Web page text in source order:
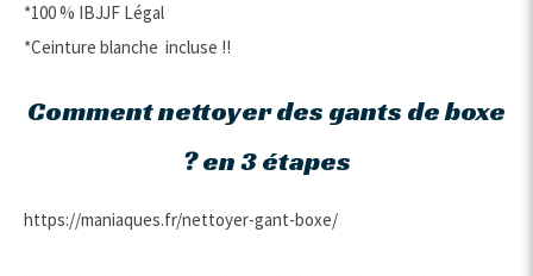
*100 % IBJJF Légal
*Ceinture blanche incluse !!
Comment nettoyer des gants de boxe
? en 3 étapes
https://maniaques.fr/nettoyer-gant-boxe/